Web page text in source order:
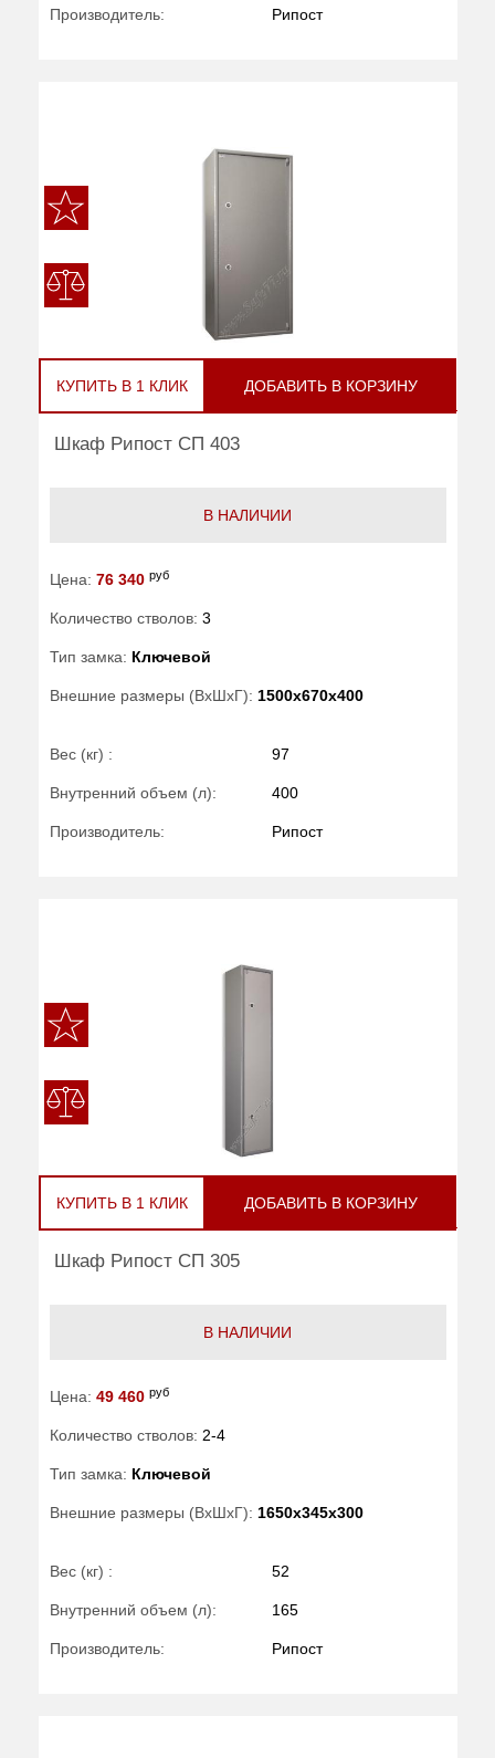
Производитель: Рипост
КУПИТЬ В 1 КЛИК ДОБАВИТЬ В КОРЗИНУ
Шкаф Рипост СП 403
В НАЛИЧИИ
Цена: 76 340 руб
Количество стволов: 3
Тип замка: Ключевой
Внешние размеры (ВхШхГ): 1500x670x400
Вес (кг) : 97
Внутренний объем (л): 400
Производитель: Рипост
КУПИТЬ В 1 КЛИК ДОБАВИТЬ В КОРЗИНУ
Шкаф Рипост СП 305
В НАЛИЧИИ
Цена: 49 460 руб
Количество стволов: 2-4
Тип замка: Ключевой
Внешние размеры (ВхШхГ): 1650x345x300
Вес (кг) : 52
Внутренний объем (л): 165
Производитель: Рипост